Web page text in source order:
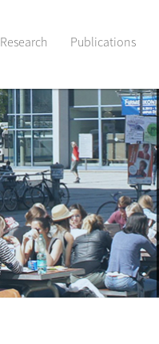
Research Publications